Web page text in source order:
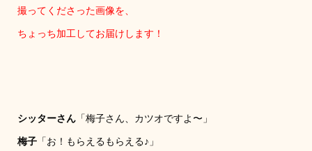
撮ってくださった画像を、
ちょっち加工してお届けします！
シッターさん「梅子さん、カツオですよ〜」
梅子「お！もらえるもらえる♪」